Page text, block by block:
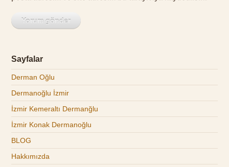
Sayfalar
Derman Oğlu
Dermanoğlu İzmir
İzmir Kemeraltı Dermanğlu
İzmir Konak Dermanoğlu
BLOG
Hakkımızda